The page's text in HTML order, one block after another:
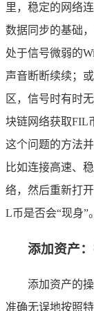
里，稳定的网络
数据同步的基础
处于信号微弱的
声音断断续续；
区，信号时有时
块链网络获取FIL
这个问题的方法
比如连接高速、
络，然后重新打
L币是否会“现身”。
添加资产
添加资产的
准确无误地按照